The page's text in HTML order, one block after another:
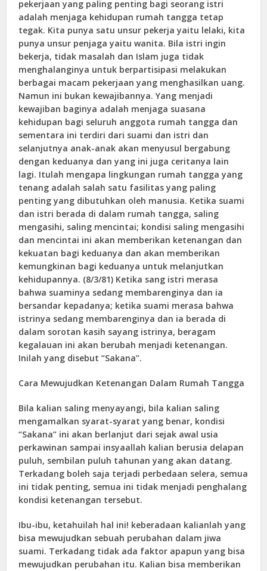
pekerjaan yang paling penting bagi seorang istri
adalah menjaga kehidupan rumah tangga tetap
tegak. Kita punya satu unsur pekerja yaitu lelaki, kita
punya unsur penjaga yaitu wanita. Bila istri ingin
bekerja, tidak masalah dan Islam juga tidak
menghalanginya untuk berpartisipasi melakukan
berbagai macam pekerjaan yang menghasilkan uang.
Namun ini bukan kewajibannya. Yang menjadi
kewajiban baginya adalah menjaga suasana
kehidupan bagi seluruh anggota rumah tangga dan
sementara ini terdiri dari suami dan istri dan
selanjutnya anak-anak akan menyusul bergabung
dengan keduanya dan yang ini juga ceritanya lain
lagi. Itulah mengapa lingkungan rumah tangga yang
tenang adalah salah satu fasilitas yang paling
penting yang dibutuhkan oleh manusia. Ketika suami
dan istri berada di dalam rumah tangga, saling
mengasihi, saling mencintai; kondisi saling mengasihi
dan mencintai ini akan memberikan ketenangan dan
kekuatan bagi keduanya dan akan memberikan
kemungkinan bagi keduanya untuk melanjutkan
kehidupannya. (8/3/81) Ketika sang istri merasa
bahwa suaminya sedang membarenginya dan ia
bersandar kepadanya; ketika suami merasa bahwa
istrinya sedang membarenginya dan ia berada di
dalam sorotan kasih sayang istrinya, beragam
kegalauan ini akan berubah menjadi ketenangan.
Inilah yang disebut “Sakana”.
Cara Mewujudkan Ketenangan Dalam Rumah Tangga
Bila kalian saling menyayangi, bila kalian saling
mengamalkan syarat-syarat yang benar, kondisi
“Sakana” ini akan berlanjut dari sejak awal usia
perkawinan sampai insyaallah kalian berusia delapan
puluh, sembilan puluh tahunan yang akan datang.
Terkadang boleh saja terjadi perbedaan selera, semua
ini tidak penting, semua ini tidak menjadi penghalang
kondisi ketenangan tersebut.
Ibu-ibu, ketahuilah hal ini! keberadaan kalianlah yang
bisa mewujudkan sebuah perubahan dalam jiwa
suami. Terkadang tidak ada faktor apapun yang bisa
mewujudkan perubahan itu. Kalian bisa memberikan